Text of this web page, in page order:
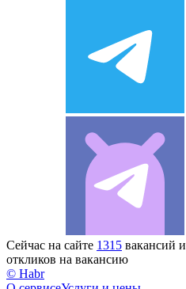
Сейчас на сайте 1315 вакансий и
откликов на вакансию
© Habr